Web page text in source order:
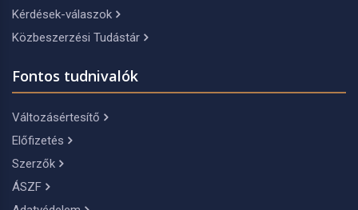
Kérdések-válaszok
Közbeszerzési Tudástár
Fontos tudnivalók
Változásértesítő
Előfizetés
Szerzők
ÁSZF